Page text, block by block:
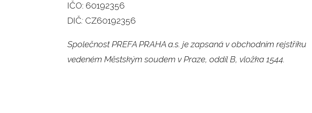
IČO: 60192356
DIČ: CZ60192356
Společnost PREFA PRAHA a.s. je zapsaná v obchodním rejstříku
vedeném Městským soudem v Praze, oddíl B, vložka 1544.